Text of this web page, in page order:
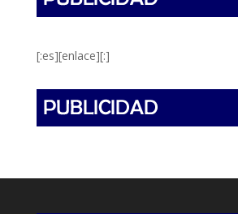
[:es][enlace][:]